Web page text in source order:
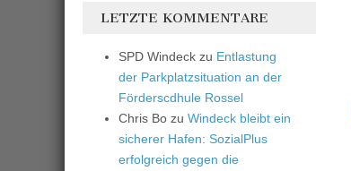
LETZTE KOMMENTARE
SPD Windeck zu Entlastung
der Parkplatzsituation an der
Förderscdhule Rossel
Chris Bo zu Windeck bleibt ein
sicherer Hafen: SozialPlus
erfolgreich gegen die